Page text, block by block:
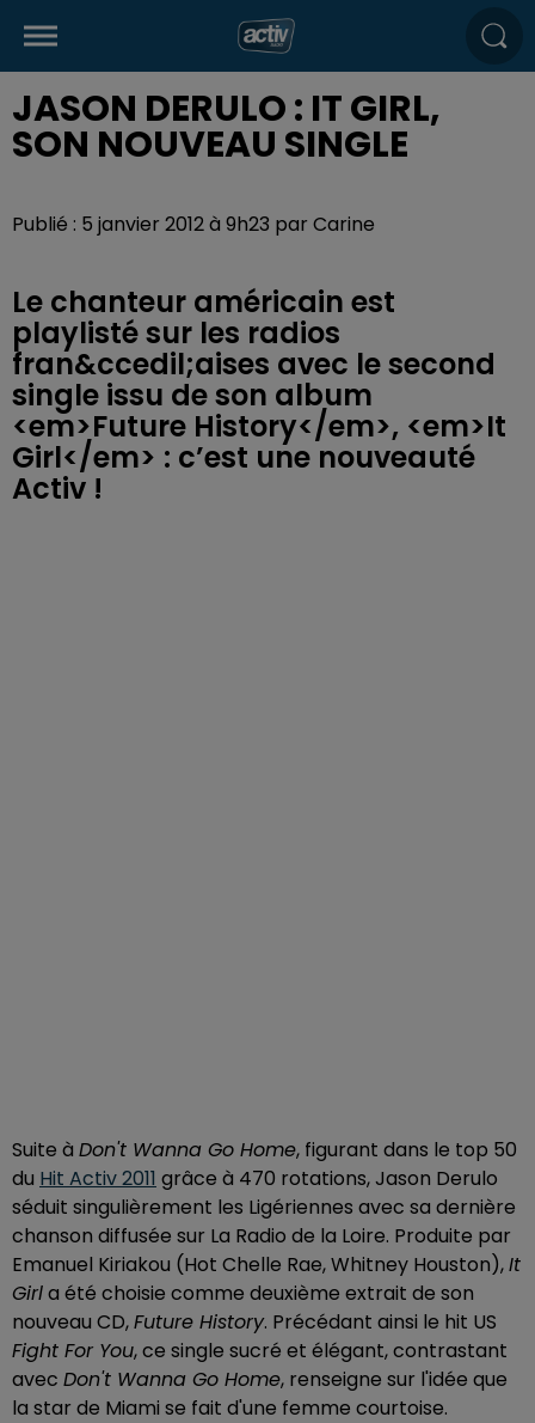
JASON DERULO : IT GIRL,
SON NOUVEAU SINGLE
Publié : 5 janvier 2012 à 9h23 par Carine
Le chanteur américain est
playlisté sur les radios
fran&ccedil;aises avec le second
single issu de son album
<em>Future History</em>, <em>It
Girl</em> : c’est une nouveauté
Activ !
Suite à Don't Wanna Go Home, figurant dans le top 50
du Hit Activ 2011 grâce à 470 rotations, Jason Derulo
séduit singulièrement les Ligériennes avec sa dernière
chanson diffusée sur La Radio de la Loire. Produite par
Emanuel Kiriakou (Hot Chelle Rae, Whitney Houston),It
Girla été choisie comme deuxième extrait de son
nouveau CD,Future History. Précédant ainsi le hit US
Fight For You, ce single sucré et élégant, contrastant
avec Don't Wanna Go Home, renseigne sur l'idée que
la star de Miami se fait d'une femme courtoise.